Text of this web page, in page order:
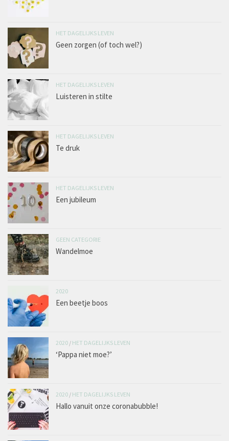
HET DAGELIJKS LEVEN
Geen zorgen (of toch wel?)
HET DAGELIJKS LEVEN
Luisteren in stilte
HET DAGELIJKS LEVEN
Te druk
HET DAGELIJKS LEVEN
Een jubileum
GEEN CATEGORIE
Wandelmoe
2020
Een beetje boos
2020 / HET DAGELIJKS LEVEN
‘Pappa niet moe?’
2020 / HET DAGELIJKS LEVEN
Hallo vanuit onze coronabubble!